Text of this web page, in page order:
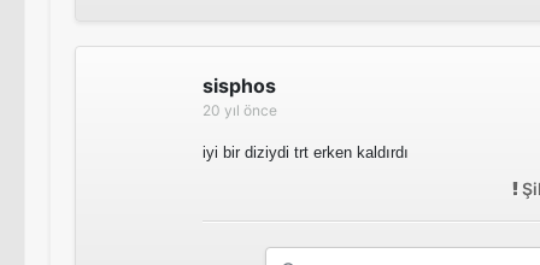
sisphos
20 yıl önce
iyi bir diziydi trt erken kaldırdı